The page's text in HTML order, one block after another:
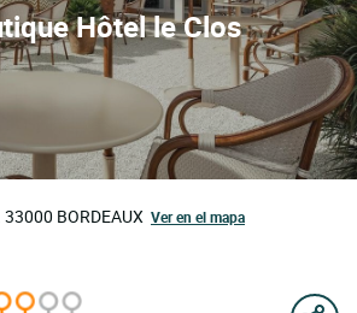
Hôtel le Clos
33000 BORDEAUX Ver en el mapa